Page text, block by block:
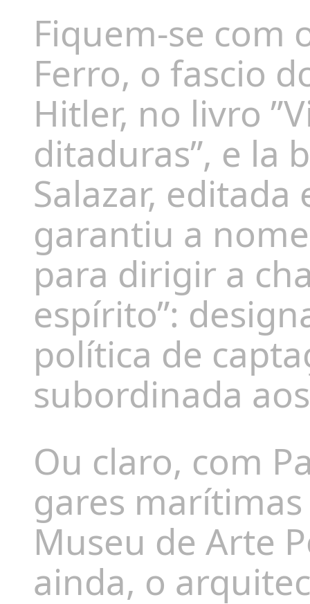
Fiquem-se com
Ferro, o fascio
Hitler, no livro
ditaduras”, e la
Salazar,
garantiu a
para dirigir a
espírito”:
política de
subordinada
Ou claro, com
gares
Museu de Arte
ainda, o